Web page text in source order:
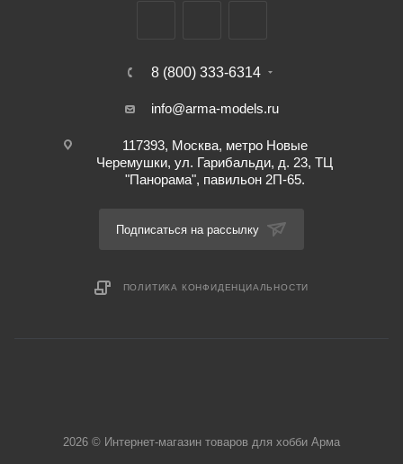
8 (800) 333-6314
info@arma-models.ru
117393, Москва, метро Новые
Черемушки, ул. Гарибальди, д. 23, ТЦ
"Панорама", павильон 2П-65.
Подписаться на рассылку
ПОЛИТИКА КОНФИДЕНЦИАЛЬНОСТИ
2026 © Интернет-магазин товаров для хобби Арма